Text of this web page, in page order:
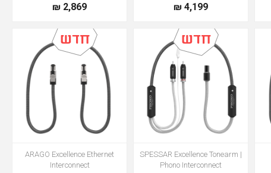
4,199 ₪
2,869 ₪
SPESSAR Excellence Tonearm |
Phono Interconnect
ARAGO Excellence Ethernet
Interconnect